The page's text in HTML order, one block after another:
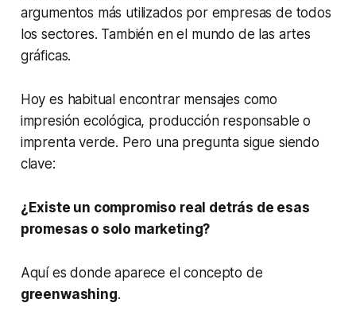
argumentos más utilizados por empresas de todos
los sectores. También en el mundo de las artes
gráficas.
Hoy es habitual encontrar mensajes como
impresión ecológica, producción responsable o
imprenta verde. Pero una pregunta sigue siendo
clave:
¿Existe un compromiso real detrás de esas
promesas o solo marketing?
Aquí es donde aparece el concepto de
greenwashing.